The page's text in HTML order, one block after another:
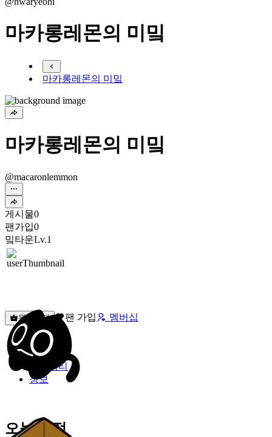
마카롱레몬의 미밐
마카롱레몬의 미밐
마카롱레몬의 미밐
@macaronlemmon
게시물0
팬가입0
밐타운Lv.1
원픽선택 팬 가입 멤버십
밐타운
피드
커뮤니티
정보
오늘 일정